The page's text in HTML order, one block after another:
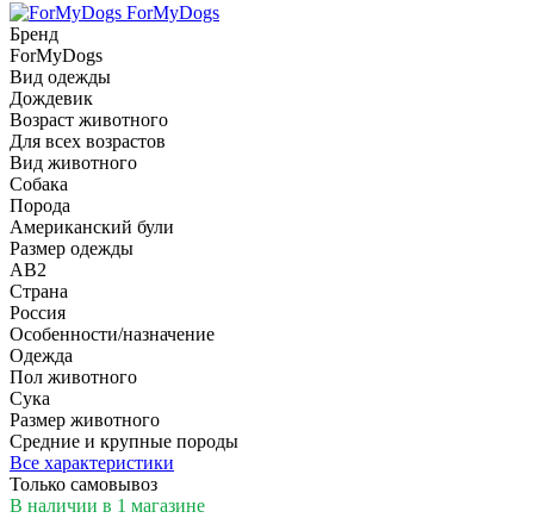
ForMyDogs
Бренд
ForMyDogs
Вид одежды
Дождевик
Возраст животного
Для всех возрастов
Вид животного
Собака
Порода
Американский були
Размер одежды
AB2
Страна
Россия
Особенности/назначение
Одежда
Пол животного
Сука
Размер животного
Средние и крупные породы
Все характеристики
Только самовывоз
В наличии в 1 магазине